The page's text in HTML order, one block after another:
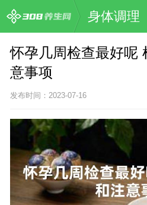
身体调理
怀孕几周检查最好呢
意事项
发布时间：2023-07-16